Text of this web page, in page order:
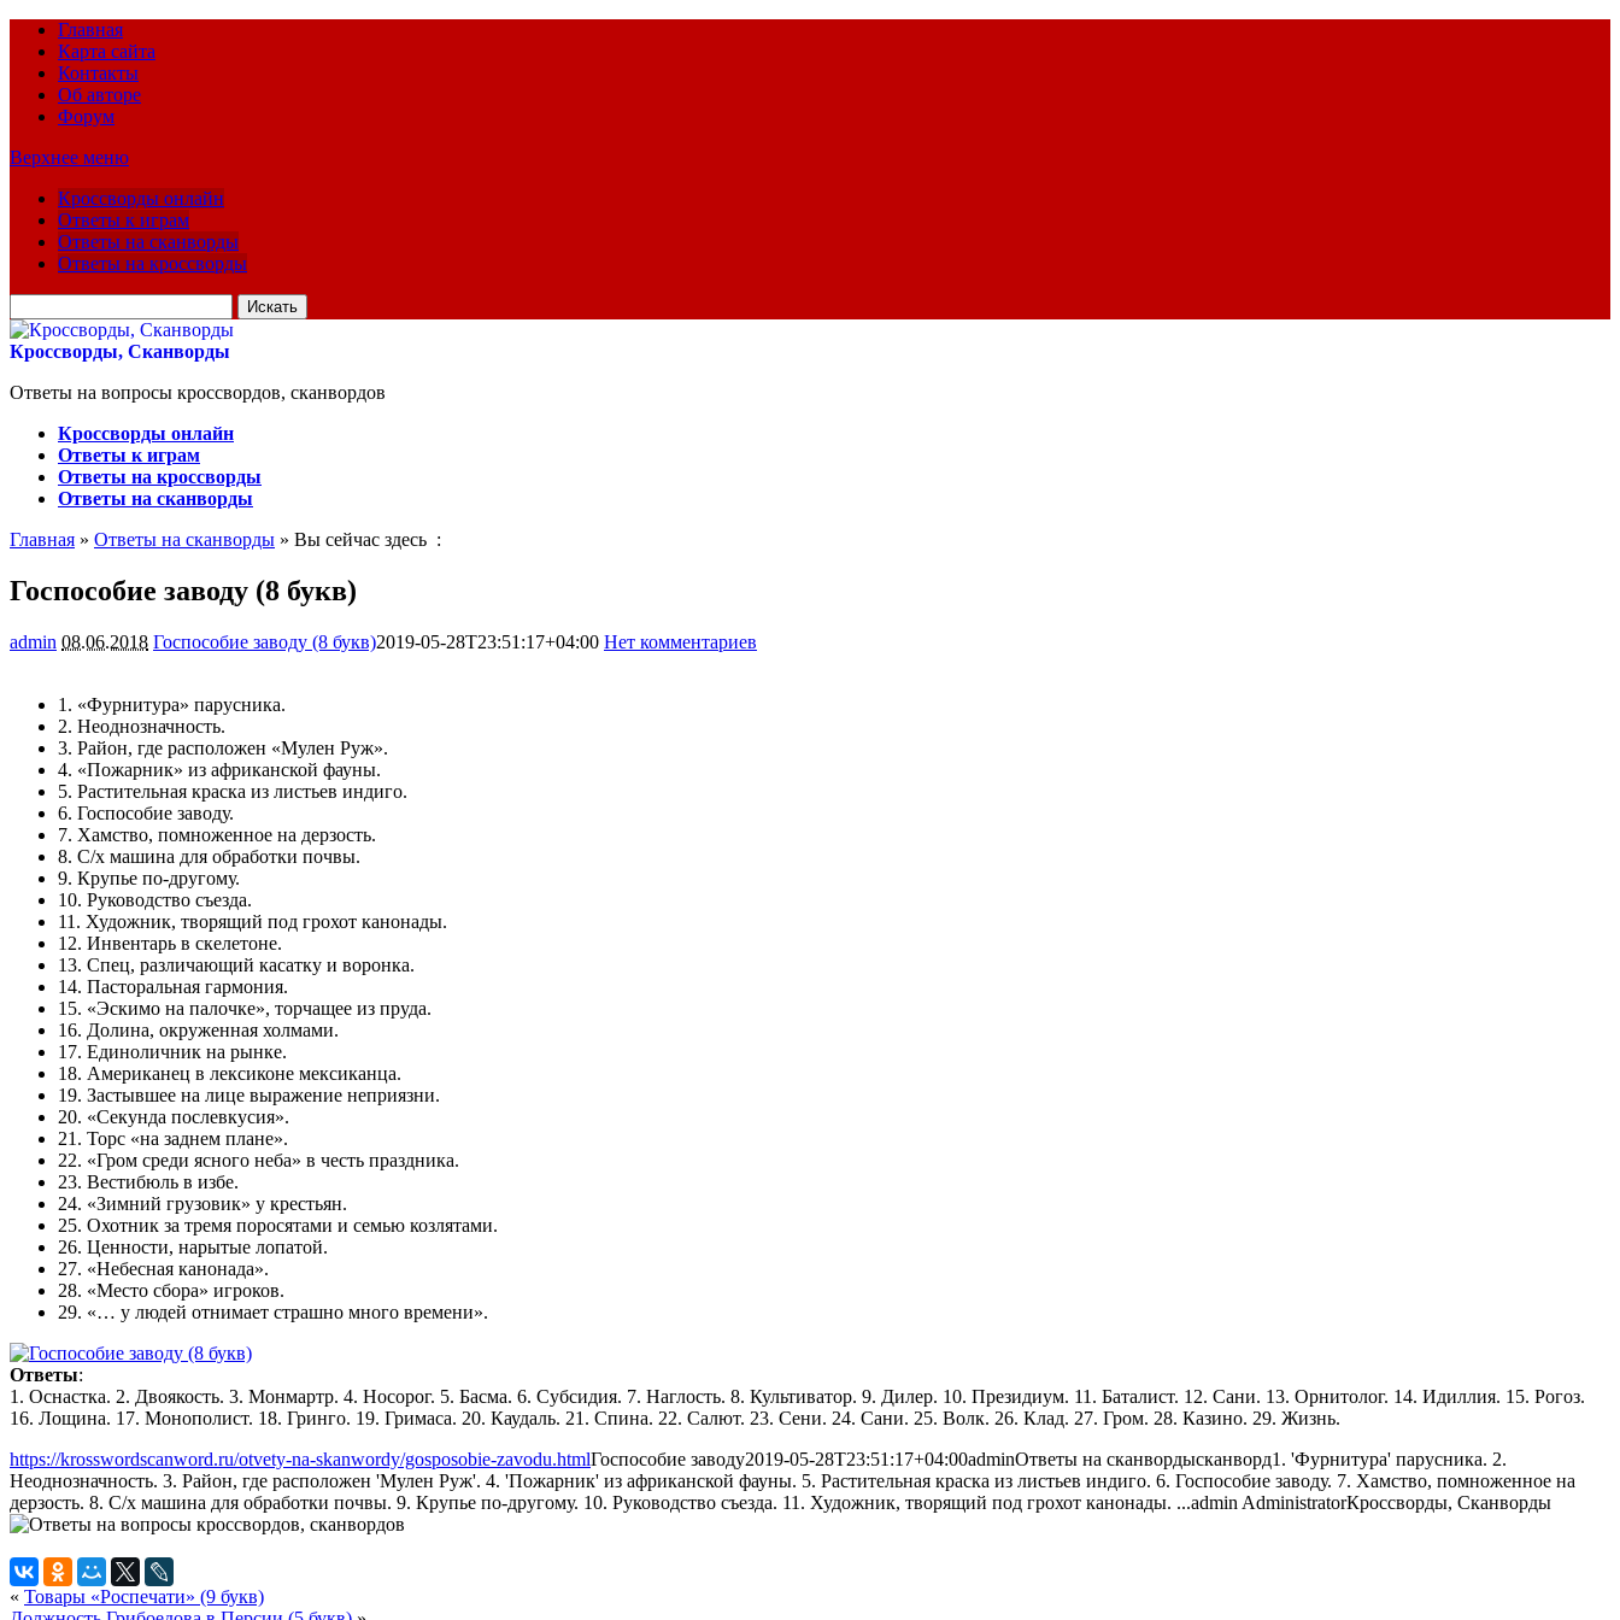
Главная
Карта сайта
Контакты
Об авторе
Форум
Верхнее меню
Кроссворды онлайн
Ответы к играм
Ответы на сканворды
Ответы на кроссворды
для:
Кроссворды, Сканворды
Ответы на вопросы кроссвордов, сканвордов
Кроссворды онлайн
Ответы к играм
Ответы на кроссворды
Ответы на сканворды
Главная » Ответы на сканворды » Вы сейчас здесь :
Госпособие заводу (8 букв)
admin 08.06.2018 Госпособие заводу (8 букв)2019-05-28T23:51:17+04:00 Нет комментариев
1. «Фурнитура» парусника.
2. Неоднозначность.
3. Район, где расположен «Мулен Руж».
4. «Пожарник» из африканской фауны.
5. Растительная краска из листьев индиго.
6. Госпособие заводу.
7. Хамство, помноженное на дерзость.
8. С/х машина для обработки почвы.
9. Крупье по-другому.
10. Руководство съезда.
11. Художник, творящий под грохот канонады.
12. Инвентарь в скелетоне.
13. Спец, различающий касатку и воронка.
14. Пасторальная гармония.
15. «Эскимо на палочке», торчащее из пруда.
16. Долина, окруженная холмами.
17. Единоличник на рынке.
18. Американец в лексиконе мексиканца.
19. Застывшее на лице выражение неприязни.
20. «Секунда послевкусия».
21. Торс «на заднем плане».
22. «Гром среди ясного неба» в честь праздника.
23. Вестибюль в избе.
24. «Зимний грузовик» у крестьян.
25. Охотник за тремя поросятами и семью козлятами.
26. Ценности, нарытые лопатой.
27. «Небесная канонада».
28. «Место сбора» игроков.
29. «… у людей отнимает страшно много времени».
Ответы:
1. Оснастка. 2. Двоякость. 3. Монмартр. 4. Носорог. 5. Басма. 6. Субсидия. 7. Наглость. 8. Культиватор. 9. Дилер. 10. Президиум. 11. Баталист. 12. Сани. 13. Орнитолог. 14. Идиллия. 15. Рогоз.
16. Лощина. 17. Монополист. 18. Гринго. 19. Гримаса. 20. Каудаль. 21. Спина. 22. Салют. 23. Сени. 24. Сани. 25. Волк. 26. Клад. 27. Гром. 28. Казино. 29. Жизнь.
https://krosswordscanword.ru/otvety-na-skanwordy/gosposobie-zavodu.htmlГоспособие заводу2019-05-28T23:51:17+04:00adminОтветы на сканвордысканворд1. 'Фурнитура' парусника. 2.
Неоднозначность. 3. Район, где расположен 'Мулен Руж'. 4. 'Пожарник' из африканской фауны. 5. Растительная краска из листьев индиго. 6. Госпособие заводу. 7. Хамство, помноженное на
дерзость. 8. С/х машина для обработки почвы. 9. Крупье по-другому. 10. Руководство съезда. 11. Художник, творящий под грохот канонады. ...admin AdministratorКроссворды, Сканворды
« Товары «Роспечати» (9 букв)